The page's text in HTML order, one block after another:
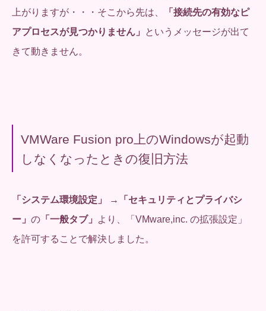
上がりますが・・・そこから先は、
「接続先の有効なピ
アプロセスが見つかりません」
というメッセージが出て
きて動きません。
VMWare Fusion pro上のWindowsが起動
しなくなったときの復旧方法
「システム環境設定」 →「セキュリティとプライバシ
ー」 の 「一般タブ」
より、「VMware,inc. の拡張設定」
を許可することで解決しました。